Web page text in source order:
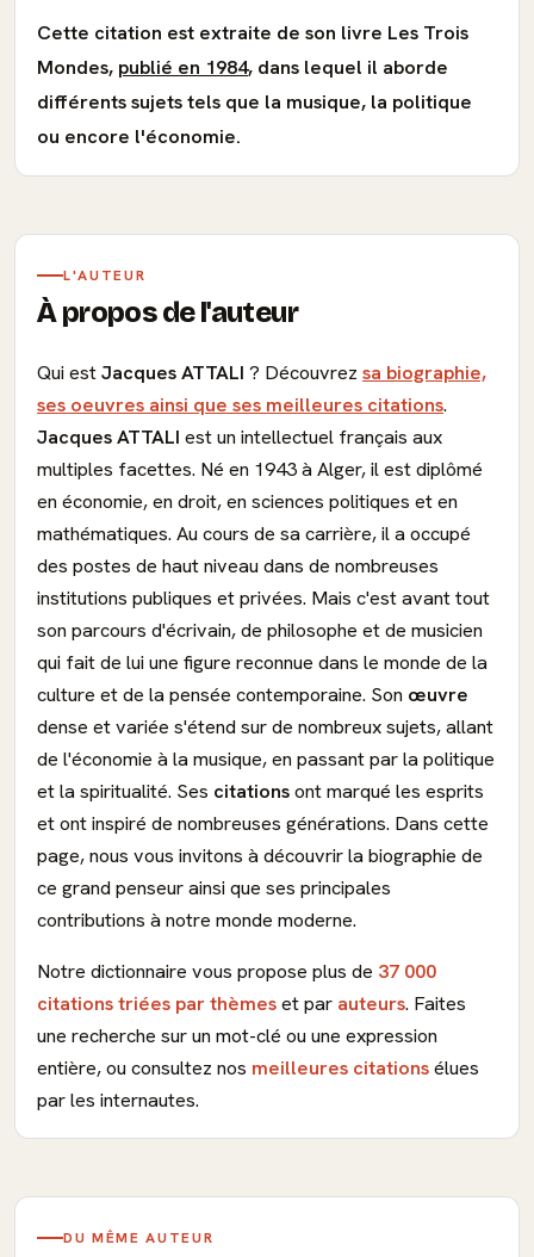
Cette citation est extraite de son livre Les Trois
Mondes, publié en 1984, dans lequel il aborde
différents sujets tels que la musique, la politique
ou encore l'économie.
L'AUTEUR
À propos de l'auteur
Qui estJacques ATTALI ? Découvrez sa biographie,
ses oeuvres ainsi que ses meilleures citations.
Jacques ATTALI est un intellectuel français aux
multiples facettes. Né en 1943 à Alger, il est diplômé
en économie, en droit, en sciences politiques et en
mathématiques. Au cours de sa carrière, il a occupé
des postes de haut niveau dans de nombreuses
institutions publiques et privées. Mais c'est avant tout
son parcours d'écrivain, de philosophe et de musicien
qui fait de lui une figure reconnue dans le monde de la
culture et de la pensée contemporaine. Son œuvre
dense et variée s'étend sur de nombreux sujets, allant
de l'économie à la musique, en passant par la politique
et la spiritualité. Ses citationsont marqué les esprits
et ont inspiré de nombreuses générations. Dans cette
page, nous vous invitons à découvrir la biographie de
ce grand penseur ainsi que ses principales
contributions à notre monde moderne.
Notre dictionnaire vous propose plus de 37 000
citations triées par thèmeset par auteurs. Faites
une recherche sur un mot-clé ou une expression
entière, ou consultez nos meilleures citationsélues
par les internautes.
DU MÊME AUTEUR